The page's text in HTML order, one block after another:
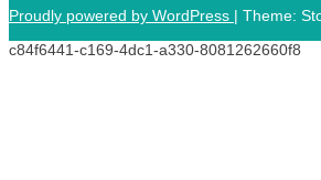
Proudly powered by WordPress | Theme:
c84f6441-c169-4dc1-a330-8081262660f8